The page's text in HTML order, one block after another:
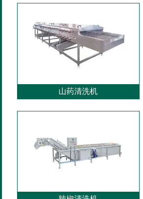
山药清洗机